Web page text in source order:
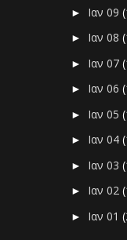
► Ιαν 09
► Ιαν 08
► Ιαν 07
► Ιαν 06
► Ιαν 05
► Ιαν 04
► Ιαν 03
► Ιαν 02
► Ιαν 01